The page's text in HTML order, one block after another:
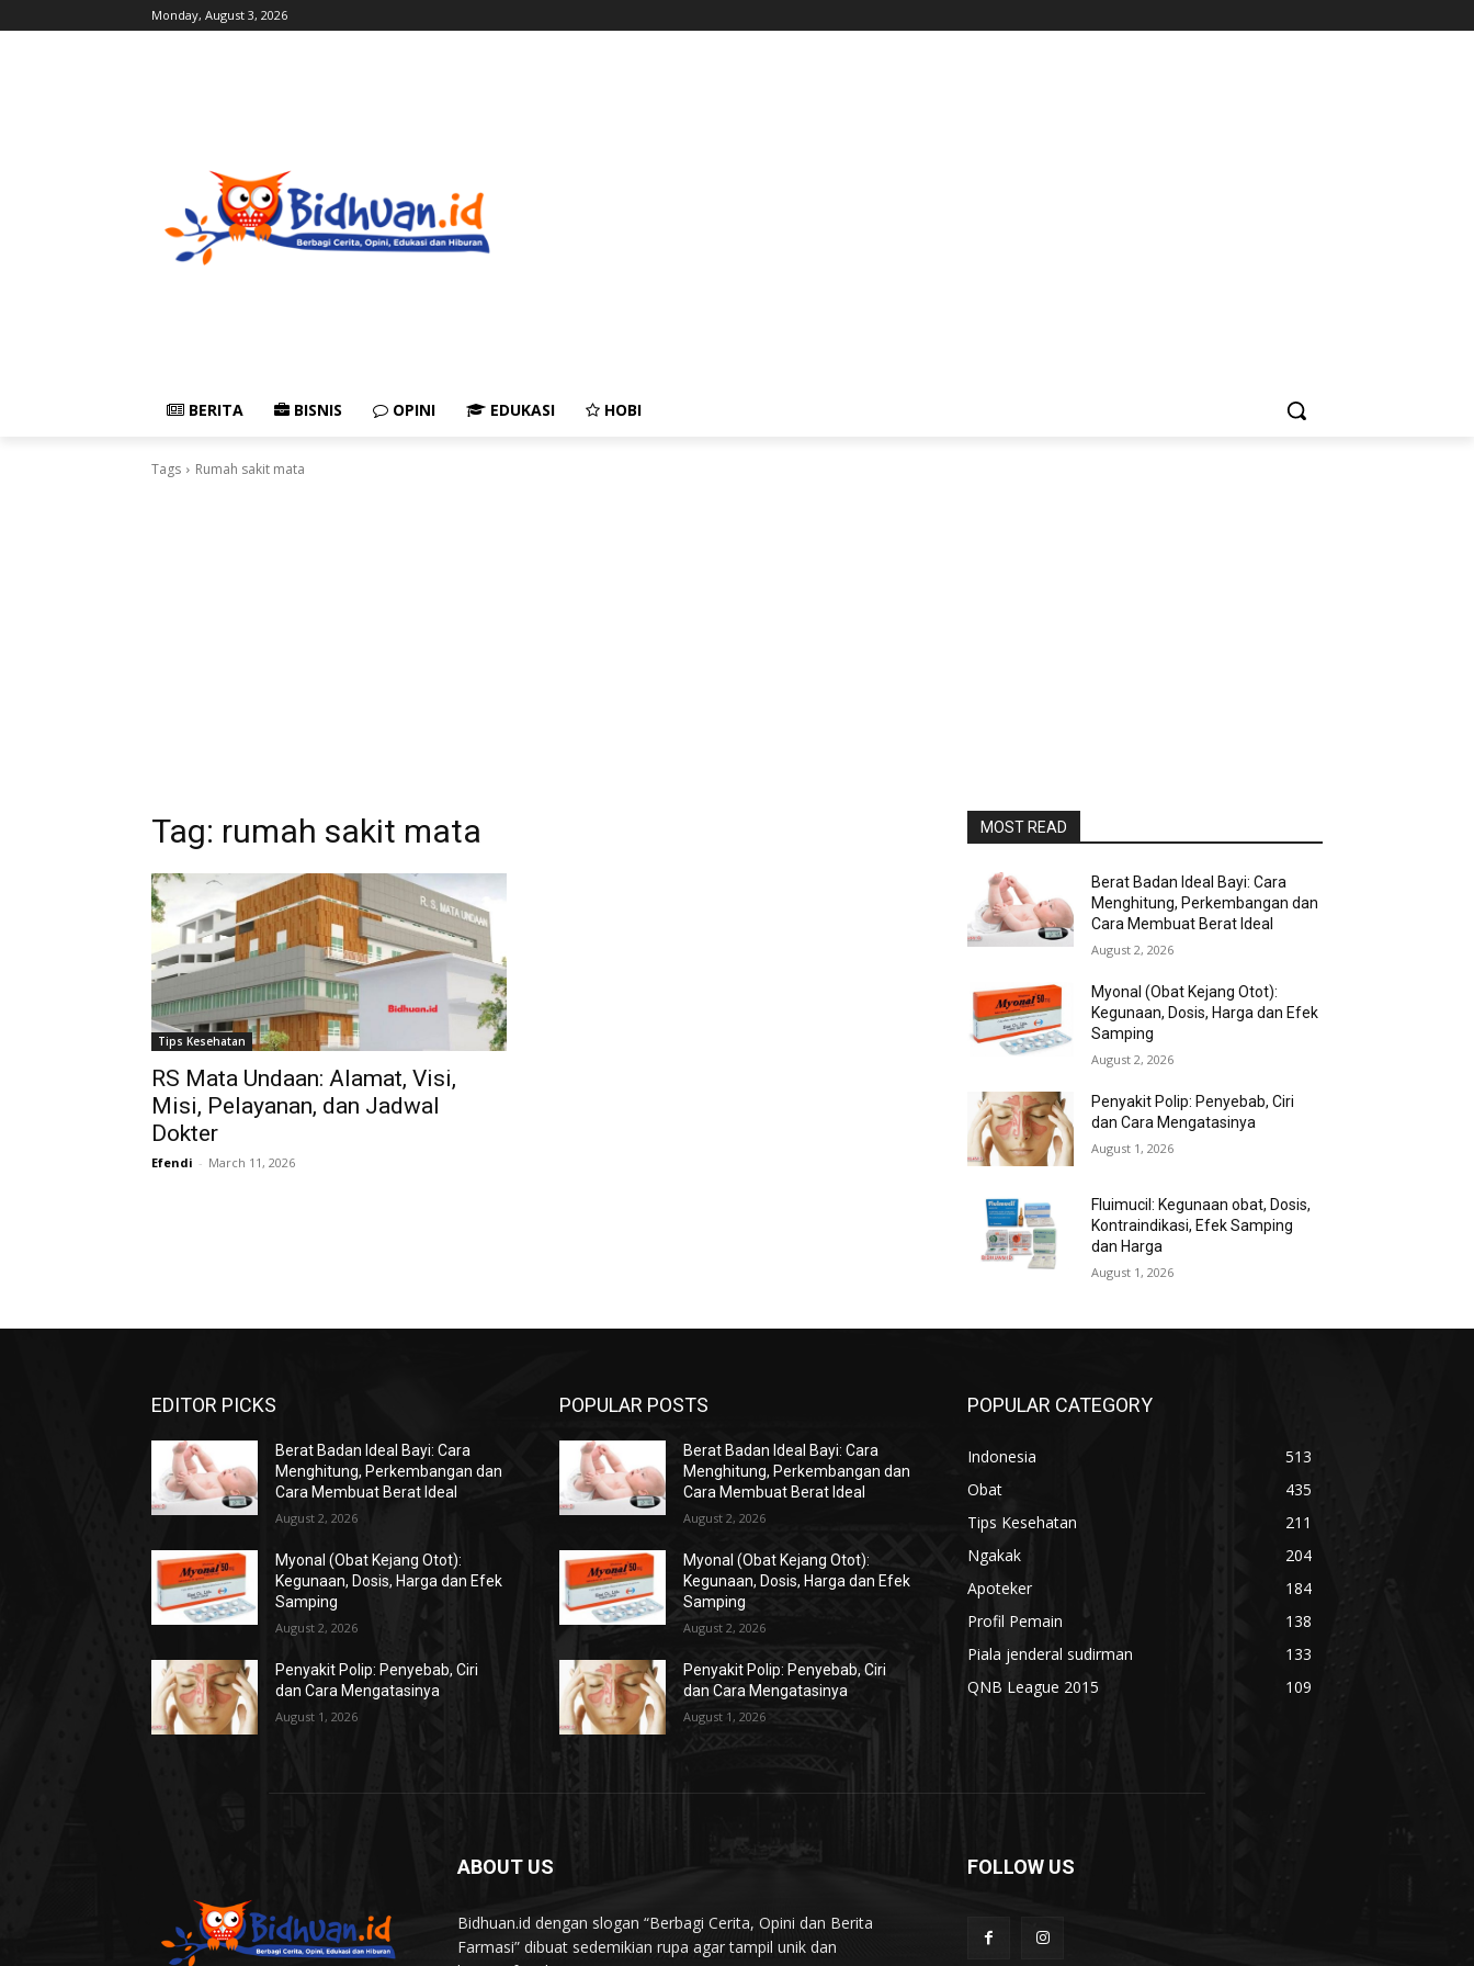
Monday, August 3, 2026
BERITA BISNIS OPINI EDUKASI HOBI
Tags Rumah sakit mata
Tag: rumah sakit mata
Tips Kesehatan
RS Mata Undaan: Alamat, Visi,
Misi, Pelayanan, dan Jadwal
Dokter
Efendi - March 11, 2026
MOST READ
Berat Badan Ideal Bayi: Cara
Menghitung, Perkembangan dan
Cara Membuat Berat Ideal
August 2, 2026
Myonal (Obat Kejang Otot):
Kegunaan, Dosis, Harga dan Efek
Samping
August 2, 2026
Penyakit Polip: Penyebab, Ciri
dan Cara Mengatasinya
August 1, 2026
Fluimucil: Kegunaan obat, Dosis,
Kontraindikasi, Efek Samping
dan Harga
August 1, 2026
EDITOR PICKS
Berat Badan Ideal Bayi: Cara
Menghitung, Perkembangan dan
Cara Membuat Berat Ideal
August 2, 2026
Myonal (Obat Kejang Otot):
Kegunaan, Dosis, Harga dan Efek
Samping
August 2, 2026
Penyakit Polip: Penyebab, Ciri
dan Cara Mengatasinya
August 1, 2026
POPULAR POSTS
Berat Badan Ideal Bayi: Cara
Menghitung, Perkembangan dan
Cara Membuat Berat Ideal
August 2, 2026
Myonal (Obat Kejang Otot):
Kegunaan, Dosis, Harga dan Efek
Samping
August 2, 2026
Penyakit Polip: Penyebab, Ciri
dan Cara Mengatasinya
August 1, 2026
POPULAR CATEGORY
Indonesia
513
Obat
435
Tips Kesehatan
211
Ngakak
204
Apoteker
184
Profil Pemain
138
Piala jenderal sudirman
133
QNB League 2015
109
ABOUT US
Bidhuan.id dengan slogan “Berbagi Cerita, Opini dan Berita
Farmasi” dibuat sedemikian rupa agar tampil unik dan
FOLLOW US